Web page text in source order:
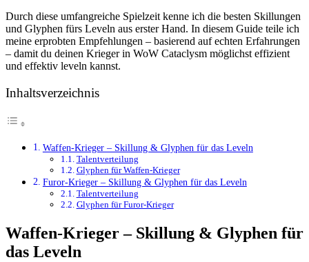
Durch diese umfangreiche Spielzeit kenne ich die besten Skillungen
und Glyphen fürs Leveln aus erster Hand. In diesem Guide teile ich
meine erprobten Empfehlungen – basierend auf echten Erfahrungen
– damit du deinen Krieger in WoW Cataclysm möglichst effizient
und effektiv leveln kannst.
Inhaltsverzeichnis
Waffen-Krieger – Skillung & Glyphen für das Leveln
Talentverteilung
Glyphen für Waffen-Krieger
Furor-Krieger – Skillung & Glyphen für das Leveln
Talentverteilung
Glyphen für Furor-Krieger
Waffen-Krieger – Skillung & Glyphen für
das Leveln